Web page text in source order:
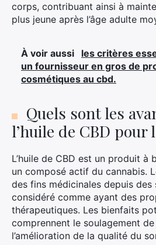
corps, contribuant ainsi à
plus jeune après l’âge adulte
À voir aussi
les critères
un fournisseur en gros de
cosmétiques au cbd.
Quels sont les
l’huile de CBD pour
L’huile de CBD est un produit à
un composé actif du cannabis.
des fins médicinales depuis des
considéré comme ayant des
thérapeutiques. Les bienfaits
comprennent le soulagement de
l’amélioration de la qualité du